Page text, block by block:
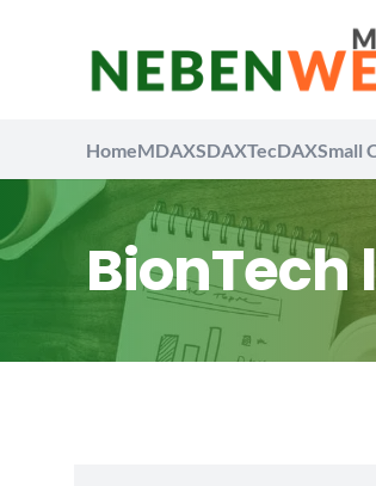
HomeMDAXSDAXTecDAXSmall
BionTech